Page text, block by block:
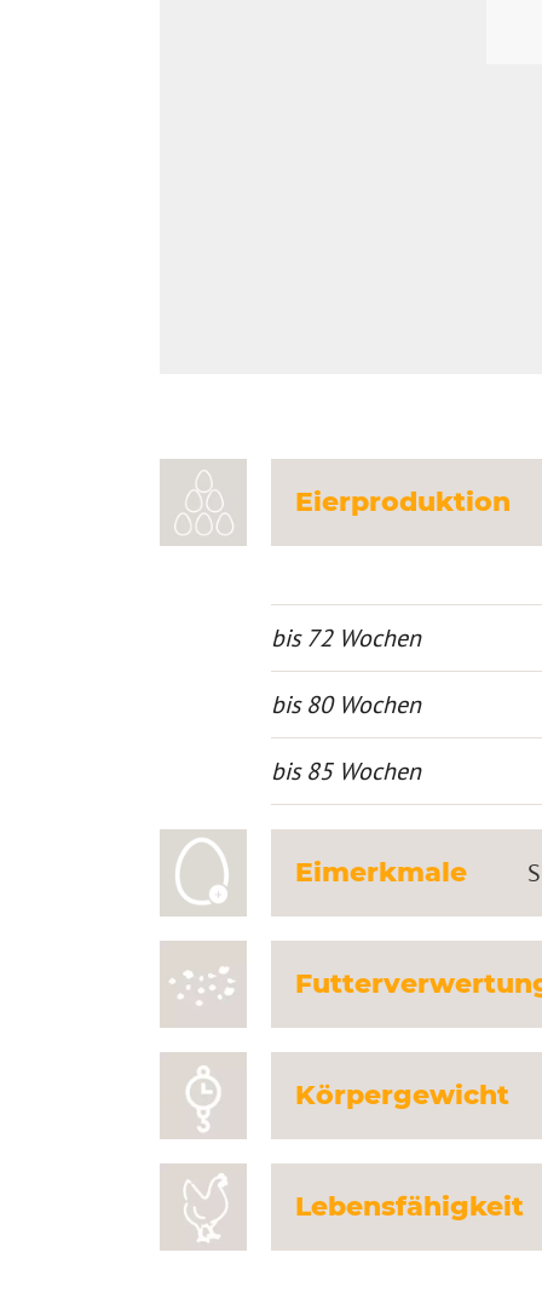
Eierproduktion
bis 72 Wochen
bis 80 Wochen
bis 85 Wochen
Eimerkmale
Körpergewicht
Lebensfähigkeit